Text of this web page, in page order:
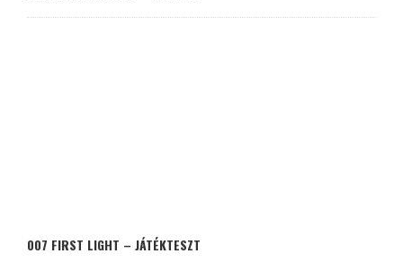
007 FIRST LIGHT – JÁTÉKTESZT